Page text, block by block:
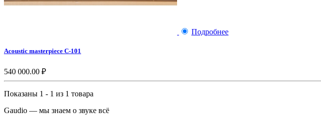
Подробнее
Acoustic masterpiece C-101
540 000.00 ₽
Показаны 1 - 1 из 1 товара
Gaudio — мы знаем о звуке всё